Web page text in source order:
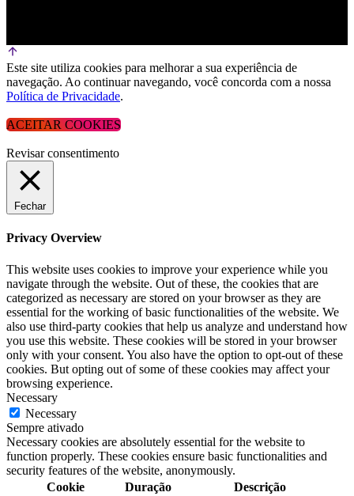
Este site utiliza cookies para melhorar a sua experiência de
navegação. Ao continuar navegando, você concorda com a nossa
Política de Privacidade.
ACEITAR COOKIES
Revisar consentimento
Fechar
Privacy Overview
This website uses cookies to improve your experience while you
navigate through the website. Out of these, the cookies that are
categorized as necessary are stored on your browser as they are
essential for the working of basic functionalities of the website. We
also use third-party cookies that help us analyze and understand how
you use this website. These cookies will be stored in your browser
only with your consent. You also have the option to opt-out of these
cookies. But opting out of some of these cookies may affect your
browsing experience.
Necessary
Necessary
Sempre ativado
Necessary cookies are absolutely essential for the website to
function properly. These cookies ensure basic functionalities and
security features of the website, anonymously.
Cookie
Duração Descrição